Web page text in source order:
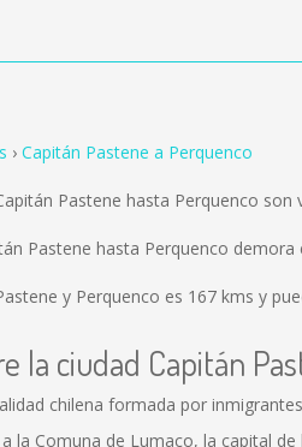
Capitán Pastene a Perquenco
Pastene hasta Perquenco son
Pastene hasta Perquenco
y Perquenco es 167 kms y
la ciudad Capitán
chilena formada por
la Comuna de Lumaco, la capital